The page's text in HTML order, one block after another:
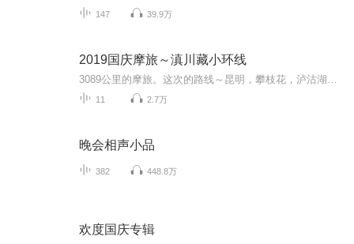
147 39.9万
2019国庆摩旅～滇川藏小环线
11 2.7万
晚会相声小品
382 448.8万
欢度国庆专辑